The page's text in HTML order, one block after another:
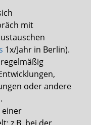
mit
1x/Jahr in Berlin).
oder andere
z.B. bei der